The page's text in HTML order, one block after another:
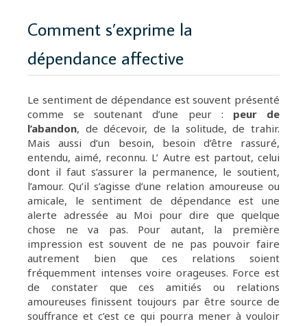
Comment s’exprime la
dépendance affective
Le sentiment de dépendance est souvent présenté
comme se soutenant d’une peur : peur de
l’abandon, de décevoir, de la solitude, de trahir.
Mais aussi d’un besoin, besoin d’être rassuré,
entendu, aimé, reconnu. L’ Autre est partout, celui
dont il faut s’assurer la permanence, le soutient,
l’amour. Qu’il s’agisse d’une relation amoureuse ou
amicale, le sentiment de dépendance est une
alerte adressée au Moi pour dire que quelque
chose ne va pas. Pour autant, la première
impression est souvent de ne pas pouvoir faire
autrement bien que ces relations soient
fréquemment intenses voire orageuses. Force est
de constater que ces amitiés ou relations
amoureuses finissent toujours par être source de
souffrance et c’est ce qui pourra mener à vouloir